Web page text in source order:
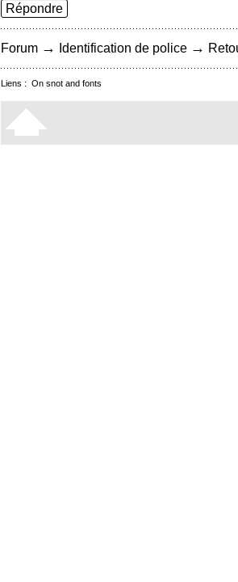
Répondre
Forum → Identification de police →
Liens : On snot and fonts